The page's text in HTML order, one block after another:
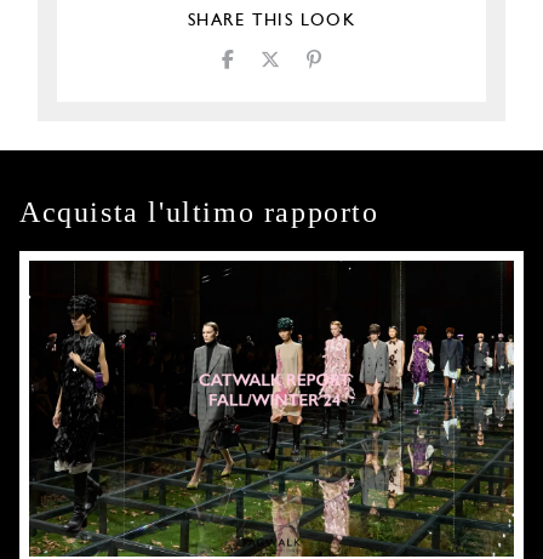
SHARE THIS LOOK
Acquista l'ultimo rapporto